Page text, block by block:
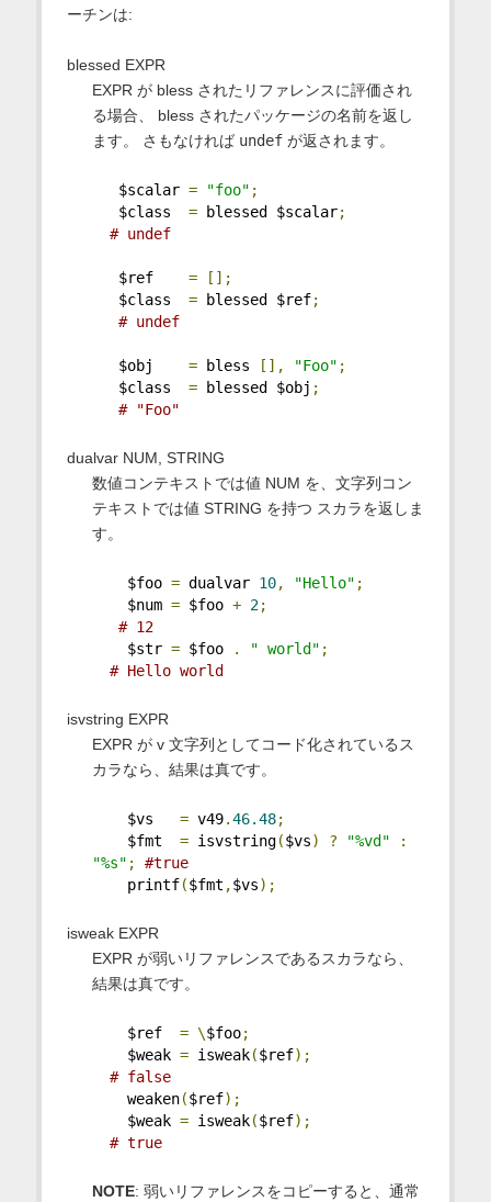
ーチンは:
blessed EXPR
EXPR が bless されたリファレンスに評価され
る場合、 bless されたパッケージの名前を返し
ます。 さもなければ undefが返されます。
$scalar = "foo" ;
$class = blessed $scalar;
# undef
$ref =
[];
$class = blessed $ref;
# undef
$obj = bless [], "Foo" ;
$class = blessed $obj ;
# "Foo"
dualvar NUM, STRING
数値コンテキストでは値 NUM を、文字列コン
テキストでは値 STRING を持つ スカラを返しま
す。
$foo = dualvar 10, "Hello" ;
$num = $foo + 2;
# 12
$str = $foo . " world" ;
# Hello world
isvstring EXPR
EXPR が v 文字列としてコード化されているス
カラなら、結果は真です。
$vs = v49.46.48;
$fmt = isvstring($vs) ? "%vd"
:
"%s" ;
#true
printf($fmt ,$vs);
isweak EXPR
EXPR が弱いリファレンスであるスカラなら、
結果は真です。
$ref = \$foo;
$weak = isweak($ref);
# false
weaken($ref);
$weak = isweak($ref);
# true
NOTE: 弱いリファレンスをコピーすると、通常